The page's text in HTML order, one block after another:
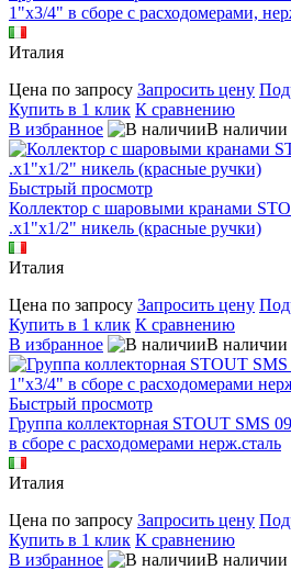
1"х3/4" в сборе с расходомерами,
Италия
Цена по запросу Запросить цену
Купить в 1 клик К сравнению
В избранное
В наличии
Быстрый просмотр
Коллектор с шаровыми кранами
.х1"х1/2" никель (красные ручки)
Италия
Цена по запросу Запросить цену
Купить в 1 клик К сравнению
В избранное
В наличии
Быстрый просмотр
Группа коллекторная STOUT SMS
в сборе с расходомерами нерж.сталь
Италия
Цена по запросу Запросить цену
Купить в 1 клик К сравнению
В избранное
В наличии